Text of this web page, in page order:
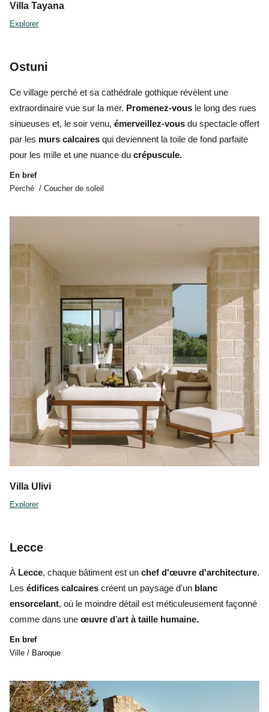
Villa Tayana
Explorer
Ostuni
Ce village perché et sa cathédrale gothique révèlent une
extraordinaire vue sur la mer. Promenez-vous le long des rues
sinueuses et, le soir venu, émerveillez-vous du spectacle offert
par les murs calcaires qui deviennent la toile de fond parfaite
pour les mille et une nuance du crépuscule.
En bref
Perché / Coucher de soleil
Villa Ulivi
Explorer
Lecce
À Lecce, chaque bâtiment est un chef d'œuvre d'architecture.
Les édifices calcaires créent un paysage d'un blanc
ensorcelant, où le moindre détail est méticuleusement façonné
comme dans une œuvre d’art à taille humaine.
En bref
Ville / Baroque